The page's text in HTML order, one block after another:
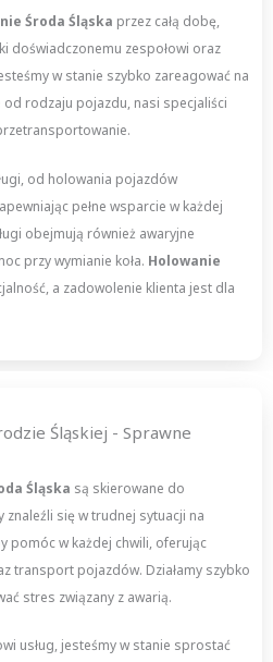
Środa Śląska przez całą dobę,
doświadczonemu zespołowi oraz
w stanie szybko zareagować na
od rodzaju pojazdu, nasi specjaliści
od holowania pojazdów
pełne wsparcie w każdej
obejmują również awaryjne
przy wymianie koła. Holowanie
a zadowolenie klienta jest dla
Śląskiej - Sprawne
Śląska są skierowane do
się w trudnej sytuacji na
pomóc w każdej chwili, oferując
transport pojazdów. Działamy szybko
stres związany z awarią.
usług, jesteśmy w stanie sprostać